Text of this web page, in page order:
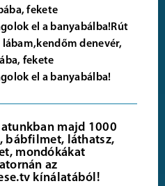
fekete
el a banyabálba!Rút
denevér,
fekete
el a banyabálba!
majd 1000
bábfilmet, láthatsz,
mondókákat
az
kínálatából!